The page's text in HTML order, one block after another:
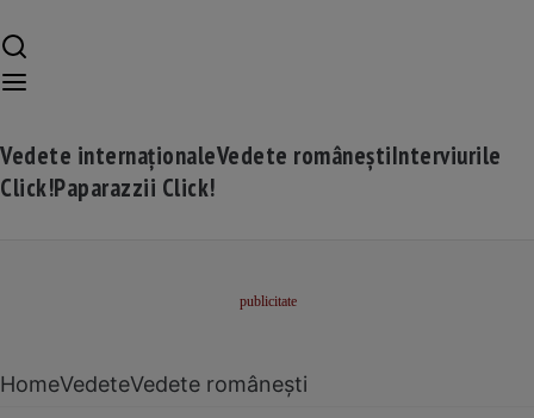
Vedete internaționaleVedete româneștiInterviurile
Click!Paparazzii Click!
HomeVedeteVedete românești